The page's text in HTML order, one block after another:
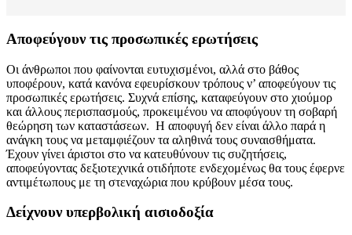
Αποφεύγουν τις προσωπικές ερωτήσεις
Οι άνθρωποι που φαίνονται ευτυχισμένοι, αλλά στο βάθος
υποφέρουν, κατά κανόνα εφευρίσκουν τρόπους ν’ αποφεύγουν τις
προσωπικές ερωτήσεις. Συχνά επίσης, καταφεύγουν στο χιούμορ
και άλλους περισπασμούς, προκειμένου να αποφύγουν τη σοβαρή
θεώρηση των καταστάσεων. Η αποφυγή δεν είναι άλλο παρά η
ανάγκη τους να μεταμφιέζουν τα αληθινά τους συναισθήματα.
Έχουν γίνει άριστοι στο να κατευθύνουν τις συζητήσεις,
αποφεύγοντας δεξιοτεχνικά οτιδήποτε ενδεχομένως θα τους έφερνε
αντιμέτωπους με τη στεναχώρια που κρύβουν μέσα τους.
Δείχνουν υπερβολική αισιοδοξία